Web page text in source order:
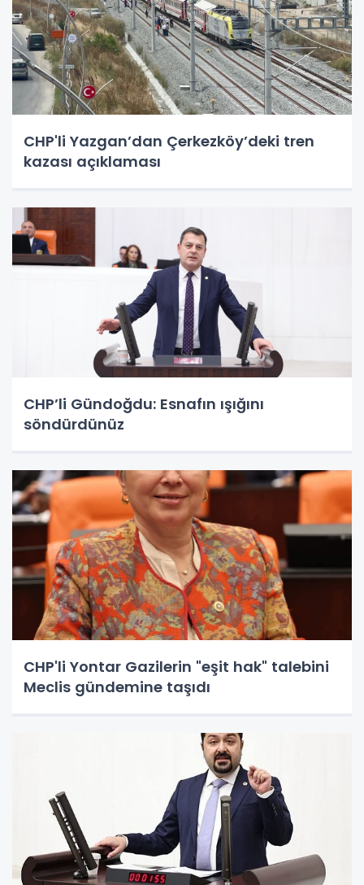
CHP'li Yazgan’dan Çerkezköy’deki tren
kazası açıklaması
CHP’li Gündoğdu: Esnafın ışığını
söndürdünüz
CHP'li Yontar Gazilerin "eşit hak" talebini
Meclis gündemine taşıdı